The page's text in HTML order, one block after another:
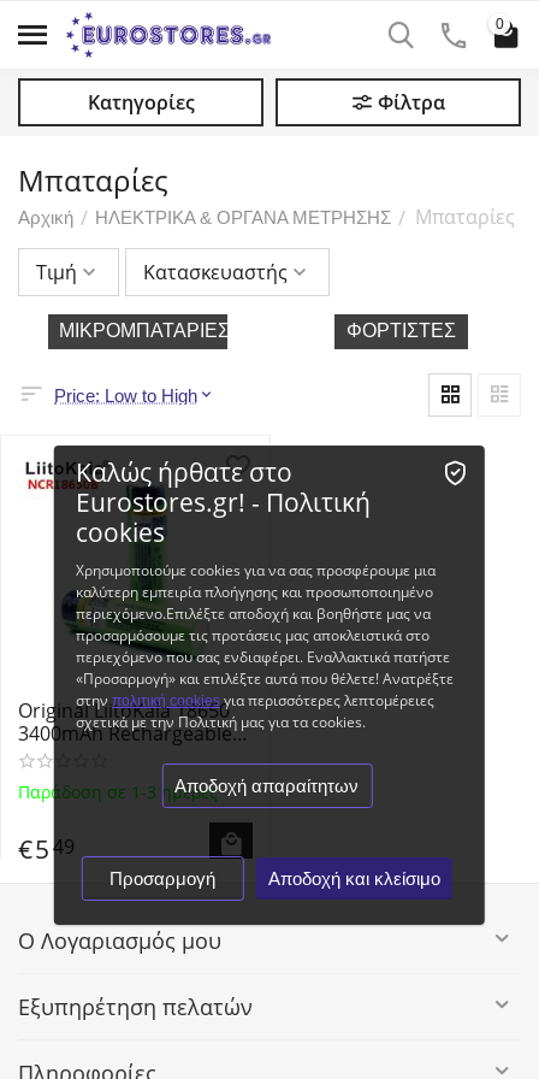
0
Κατηγορίες Φίλτρα
Μπαταρίες
Αρχική / ΗΛΕΚΤΡΙΚΑ & ΟΡΓΑΝΑ ΜΕΤΡΗΣΗΣ / Μπαταρίες
Τιμή Κατασκευαστής
ΜΙΚΡΟΜΠΑΤΑΡΊΕΣ ΦΟΡΤΙΣΤΈΣ
Price: Low to High
Original LiitoKala 18650
3400mAh Rechargeable-
Επαναφορτιζόμενη
Μπαταρία Βιομηχανικού
Τύπου 18650 Li-ion με
προεξέχοντα θετικό πόλο
Παράδοση σε 1-3 ημέρες
€549
Ο Λογαριασμός μου
Εξυπηρέτηση πελατών
Καλώς ήρθατε στο
Eurostores.gr! - Πολιτική
cookies
Χρησιμοποιούμε cookies για να σας προσφέρουμε μια
καλύτερη εμπειρία πλοήγησης και προσωποποιημένο
περιεχόμενο.Επιλέξτε αποδοχή και βοηθήστε μας να
προσαρμόσουμε τις προτάσεις μας αποκλειστικά στο
περιεχόμενο που σας ενδιαφέρει. Εναλλακτικά πατήστε
«Προσαρμογή» και επιλέξτε αυτά που θέλετε! Ανατρέξτε
στηνπολιτική cookiesγια περισσότερες λεπτομέρειες
σχετικά με την Πολιτική μας για τα cookies.
Αποδοχή απαραίτητων
Προσαρμογή Αποδοχή και κλείσιμο